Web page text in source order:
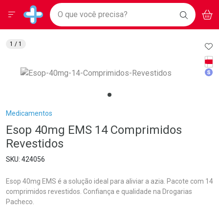
Drogarias Pacheco
Baixe nosso APP e aproveite Ofertas Exclusivas!
BAIXE
O APP
Ir direto para a home
pela página
Ir direto para o conteúdo
Ir direto para a busca
Ir direto para a conta
Ir direto para a notificações
Ir direto para o carrinho
Faça a sua busca
O que você precisa? BUSCAR
Menu
Breadcrumb
Medicamentos
Esop 40mg EMS 14 Comprimidos
Revestidos
424056
Esop 40mg EMS é a solução ideal para aliviar a azia. Pacote com 14
comprimidos revestidos. Confiança e qualidade na Drogarias
Pacheco.
1 / 1